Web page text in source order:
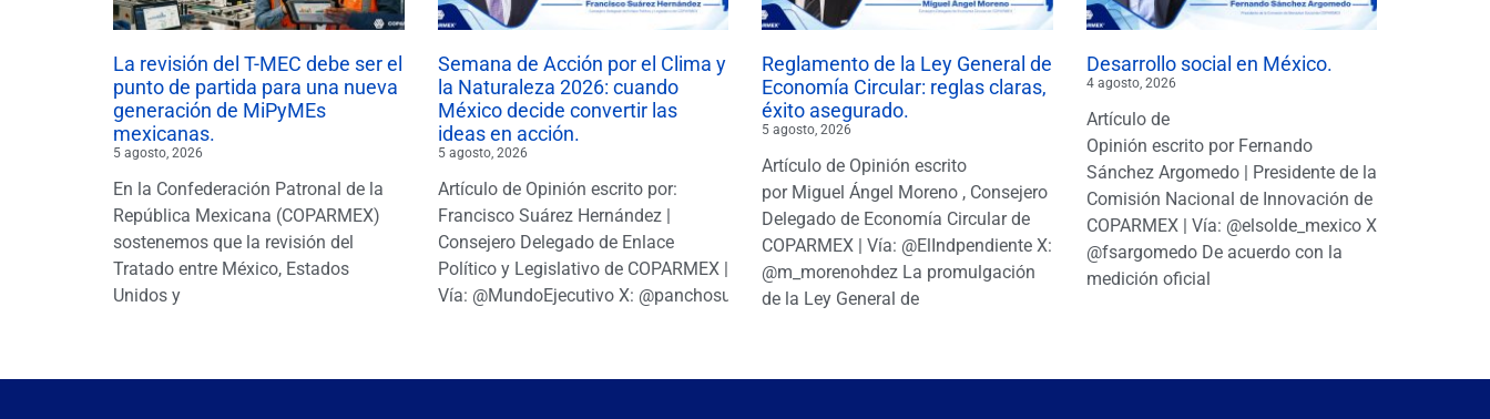
La revisión del T-MEC debe ser el
punto de partida para una nueva
generación de MiPyMEs
mexicanas.
5 agosto, 2026
En la Confederación Patronal de la
República Mexicana (COPARMEX)
sostenemos que la revisión del
Tratado entre México, Estados
Unidos y
Semana de Acción por el Clima y
la Naturaleza 2026: cuando
México decide convertir las
ideas en acción.
5 agosto, 2026
Artículo de Opinión escrito por:
Francisco Suárez Hernández |
Consejero Delegado de Enlace
Político y Legislativo de COPARMEX |
Vía: @MundoEjecutivo X: @panchosuarezh
Reglamento de la Ley General de
Economía Circular: reglas claras,
éxito asegurado.
5 agosto, 2026
Artículo de Opinión escrito
por Miguel Ángel Moreno , Consejero
Delegado de Economía Circular de
COPARMEX | Vía: @ElIndpendiente X:
@m_morenohdez La promulgación
de la Ley General de
Desarrollo social en México.
4 agosto, 2026
Artículo de
Opinión escrito por Fernando
Sánchez Argomedo | Presidente de la
Comisión Nacional de Innovación de
COPARMEX | Vía: @elsolde_mexico X:
@fsargomedo De acuerdo con la
medición oficial